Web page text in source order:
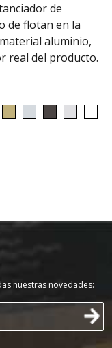
de
de flotan en la
aluminio,
real del producto.
nuestras novedades: